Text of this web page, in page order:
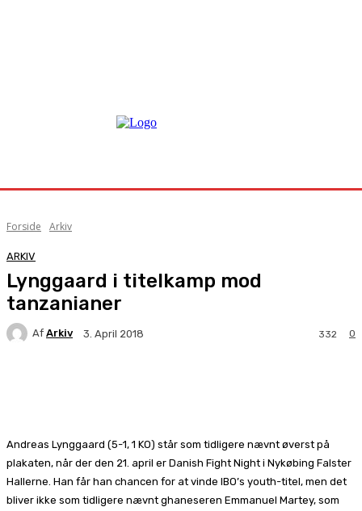
Forside Arkiv
ARKIV
Lynggaard i titelkamp mod
tanzanianer
Af Arkiv 3. April 2018 0
332
Andreas Lynggaard (5-1, 1 KO) står som tidligere nævnt øverst på
plakaten, når der den 21. april er Danish Fight Night i Nykøbing Falster
Hallerne. Han får han chancen for at vinde IBO’s youth-titel, men det
bliver ikke som tidligere nævnt ghaneseren Emmanuel Martey, som